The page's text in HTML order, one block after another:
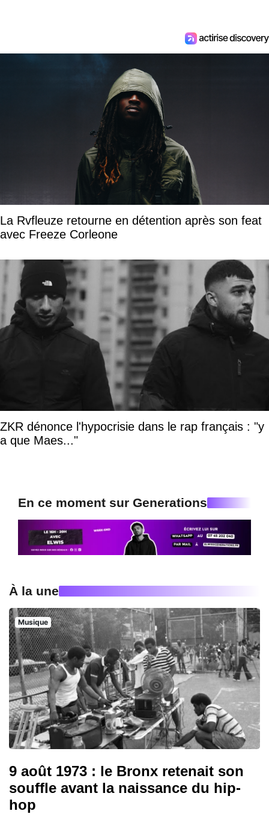
La Rvfleuze retourne en détention après son feat
avec Freeze Corleone
ZKR dénonce l'hypocrisie dans le rap français : "y
a que Maes..."
En ce moment sur Generations
À la une
Musique
9 août 1973 : le Bronx retenait son
souffle avant la naissance du hip-
hop